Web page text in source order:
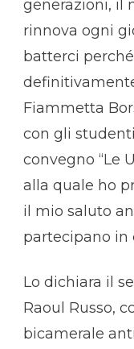
generazioni, il
rinnova ogni
batterci
Fiammetta
con gli
convegno “Le
alla quale ho
il mio saluto
partecipano in
Lo dichiara il
Raoul Russo,
bicamerale